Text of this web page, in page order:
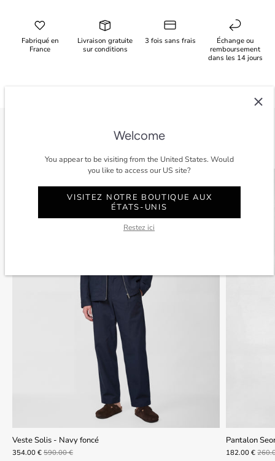
Fabriqué en
France
Livraison gratuite
sur conditions
3 fois sans frais
Échange ou
remboursement
dans les 14 jours
Veste Solis - Navy foncé
354.00 € 590.00 €
Pantalon
182.00 €
Welcome
You appear to be visiting from the United States. Would
you like to access our US site?
VISITEZ NOTRE BOUTIQUE AUX
ÉTATS-UNIS
Restez ici